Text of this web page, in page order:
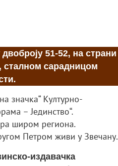
51-52, на страни
сталном сарадницом
значка“ Културно-
– Јединство“.
широм региона.
Петром живи у Звечану.
издавачка